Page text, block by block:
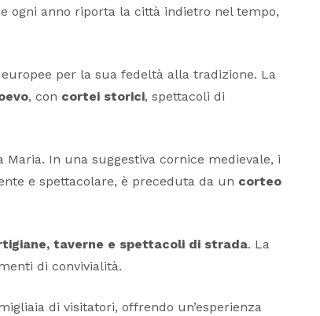
ogni anno riporta la città indietro nel tempo,
per la sua fedeltà alla tradizione. La
, con cortei storici, spettacoli di
In una suggestiva cornice medievale, i
e spettacolare, è preceduta da un corteo
taverne e spettacoli di strada. La
di convivialità.
di visitatori, offrendo un’esperienza